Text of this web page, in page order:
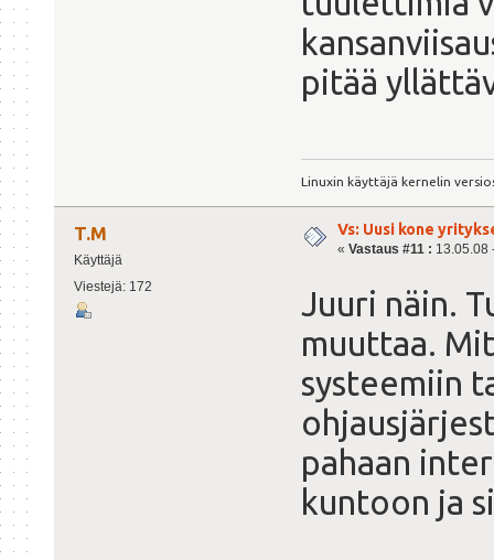
pitää
Linuxin käyttäjä kernelin
T.M
Käyttäjä
Viestejä: 172
Vs: Uusi kone
« Vastaus #11 : 13.05.08
Juuri näin.
muuttaa.
systeemiin
pahaan
kuntoon ja